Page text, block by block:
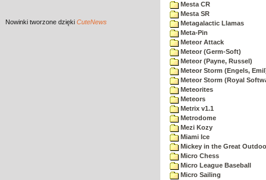
Nowinki tworzone dzięki CuteNews
Mesta CR
Mesta SR
Metagalactic Llamas
Meta-Pin
Meteor Attack
Meteor (Germ-Soft)
Meteor (Payne, Russel)
Meteor Storm (Engels,
Meteor Storm (Royal
Meteorites
Meteors
Metrix v1.1
Metrodome
Mezi Kozy
Miami Ice
Mickey in the Great
Micro Chess
Micro League Baseball
Micro Sailing